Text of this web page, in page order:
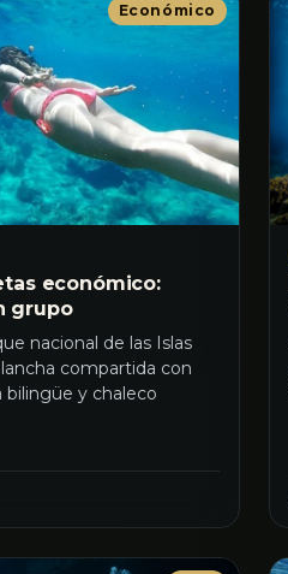
Económico
económico:
grupo
nacional de las Islas
compartida con
bilingüe y chaleco